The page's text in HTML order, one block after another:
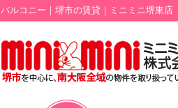
バルコニー｜堺市の賃貸｜ミニミニ堺東店